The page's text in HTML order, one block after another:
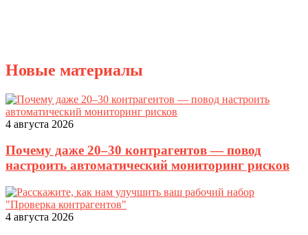
Новые материалы
4 августа 2026
Почему даже 20–30 контрагентов — повод
настроить автоматический мониторинг рисков
4 августа 2026